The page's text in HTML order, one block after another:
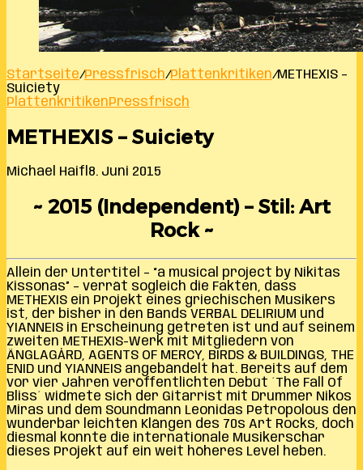
Startseite/Pressfrisch/Plattenkritiken/METHEXIS –
Suiciety
PlattenkritikenPressfrisch
METHEXIS – Suiciety
Michael Haifl 8. Juni 2015
~ 2015 (Independent) – Stil: Art
Rock ~
Allein der Untertitel – “a musical project by Nikitas
Kissonas” – verrät sogleich die Fakten, dass
METHEXIS ein Projekt eines griechischen Musikers
ist, der bisher in den Bands VERBAL DELIRIUM und
YIANNEIS in Erscheinung getreten ist und auf seinem
zweiten METHEXIS-Werk mit Mitgliedern von
ÄNGLAGÅRD, AGENTS OF MERCY, BIRDS & BUILDINGS, THE
ENID und YIANNEIS angebändelt hat. Bereits auf dem
vor vier Jahren veröffentlichten Debüt ´The Fall Of
Bliss´ widmete sich der Gitarrist mit Drummer Nikos
Miras und dem Soundmann Leonidas Petropolous den
wunderbar leichten Klängen des 70s Art Rocks, doch
diesmal konnte die internationale Musikerschar
dieses Projekt auf ein weit höheres Level heben.